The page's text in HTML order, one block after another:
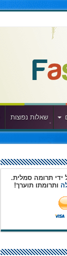
שאלות נפוצות
ידי תרומה סמלית.
ותרומתו תוערך!